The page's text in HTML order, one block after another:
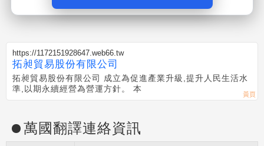
https://1172151928647.web66.tw
拓昶貿易股份有限公司
拓昶貿易股份有限公司 成立為促進產業升級,提升人民生活水
準,以期永續經營為營運方針。 本
萬國翻譯連絡資訊